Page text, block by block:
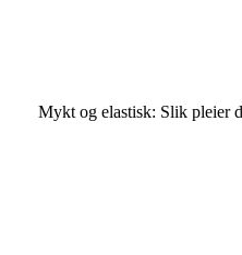
Mykt og elastisk: Slik pleier